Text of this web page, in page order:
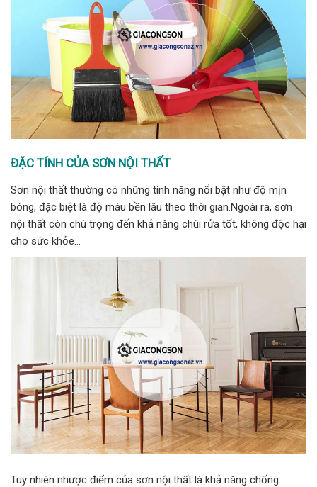
ĐẶC TÍNH CỦA SƠN NỘI THẤT
Sơn nội thất thường có những tính năng nổi bật như độ mịn
bóng, đặc biệt là độ màu bền lâu theo thời gian.Ngoài ra, sơn
nội thất còn chú trọng đến khả năng chùi rửa tốt, không độc hại
cho sức khỏe…
Tuy nhiên nhược điểm của sơn nội thất là khả năng chống